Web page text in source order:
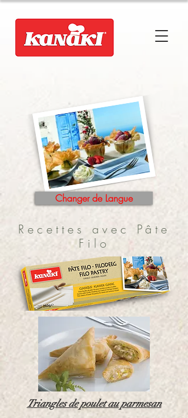
Changer de Langue
Recettes avec Pâte
Filo
Triangles de poulet au parmesan